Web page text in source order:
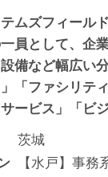
ムズフィール
員として、企
備など幅広い
「ファシリテ
サービス」「ビ
茨城
【水戸】事務